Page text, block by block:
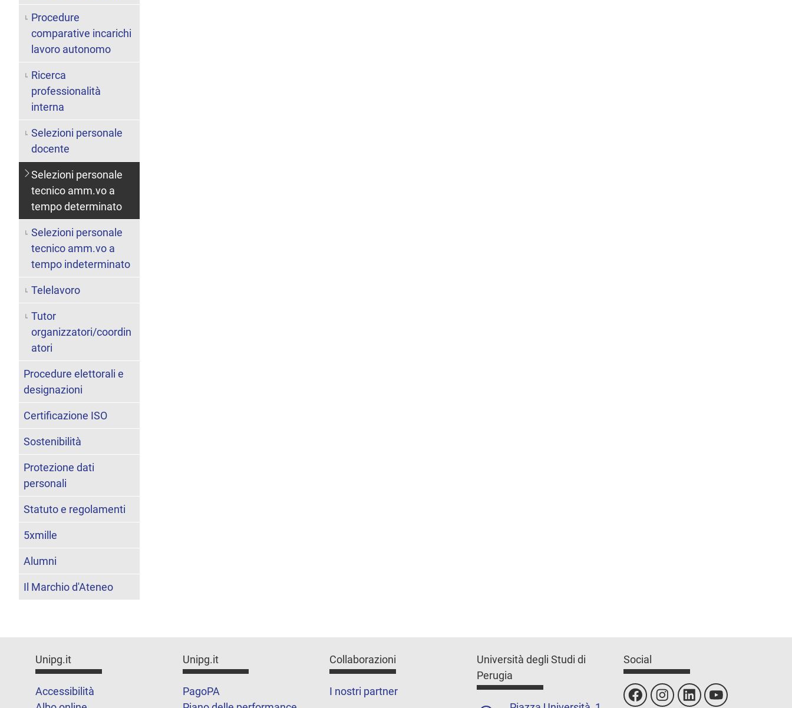
Procedure
comparative incarichi
lavoro autonomo
Ricerca
professionalità
interna
Selezioni personale
docente
Selezioni personale
tecnico amm.vo a
tempo determinato
Selezioni personale
tecnico amm.vo a
tempo indeterminato
Telelavoro
Tutor
organizzatori/coordin
atori
Procedure elettorali e
designazioni
Certificazione ISO
Sostenibilità
Protezione dati
personali
Statuto e regolamenti
5xmille
Alumni
Il Marchio d'Ateneo
Unipg.it
Accessibilità
Unipg.it
PagoPA
Collaborazioni
I nostri partner
Università degli Studi di
Perugia
Social